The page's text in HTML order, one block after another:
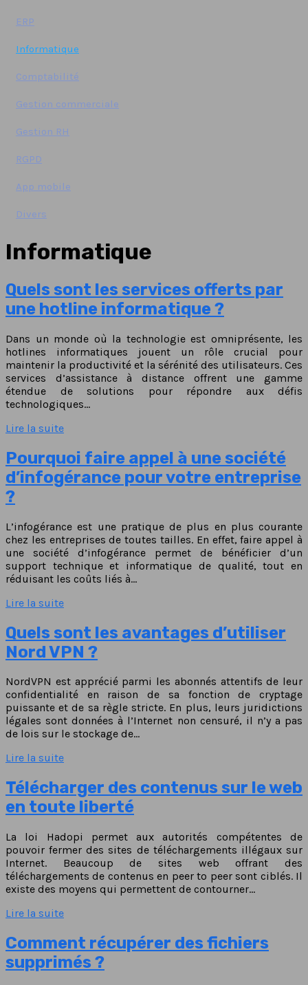
ERP
Informatique
Comptabilité
Gestion commerciale
Gestion RH
RGPD
App mobile
Divers
Informatique
Quels sont les services offerts par
une hotline informatique ?
Dans un monde où la technologie est omniprésente, les
hotlines informatiques jouent un rôle crucial pour
maintenir la productivité et la sérénité des utilisateurs. Ces
services d’assistance à distance offrent une gamme
étendue de solutions pour répondre aux défis
technologiques…
Lire la suite
Pourquoi faire appel à une société
d’infogérance pour votre entreprise
?
L’infogérance est une pratique de plus en plus courante
chez les entreprises de toutes tailles. En effet, faire appel à
une société d’infogérance permet de bénéficier d’un
support technique et informatique de qualité, tout en
réduisant les coûts liés à…
Lire la suite
Quels sont les avantages d’utiliser
Nord VPN ?
NordVPN est apprécié parmi les abonnés attentifs de leur
confidentialité en raison de sa fonction de cryptage
puissante et de sa règle stricte. En plus, leurs juridictions
légales sont données à l’Internet non censuré, il n’y a pas
de lois sur le stockage de…
Lire la suite
Télécharger des contenus sur le web
en toute liberté
La loi Hadopi permet aux autorités compétentes de
pouvoir fermer des sites de téléchargements illégaux sur
Internet. Beaucoup de sites web offrant des
téléchargements de contenus en peer to peer sont ciblés. Il
existe des moyens qui permettent de contourner…
Lire la suite
Comment récupérer des fichiers
supprimés ?